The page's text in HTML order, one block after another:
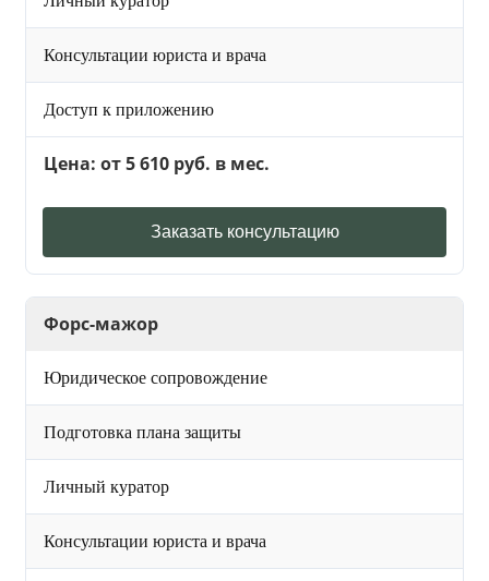
Консультации юриста и врача
Доступ к приложению
Цена: от 5 610 руб. в мес.
Заказать консультацию
Форс-мажор
Юридическое сопровождение
Подготовка плана защиты
Личный куратор
Консультации юриста и врача